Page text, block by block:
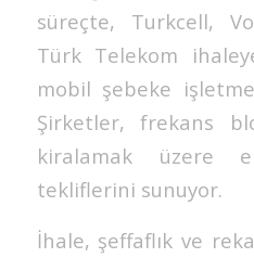
süreçte, Turkcell,
Türk Telekom
mobil şebeke
Şirketler, frekans
kiralamak üzere
tekliflerini sunuyor.
İhale, şeffaflık ve